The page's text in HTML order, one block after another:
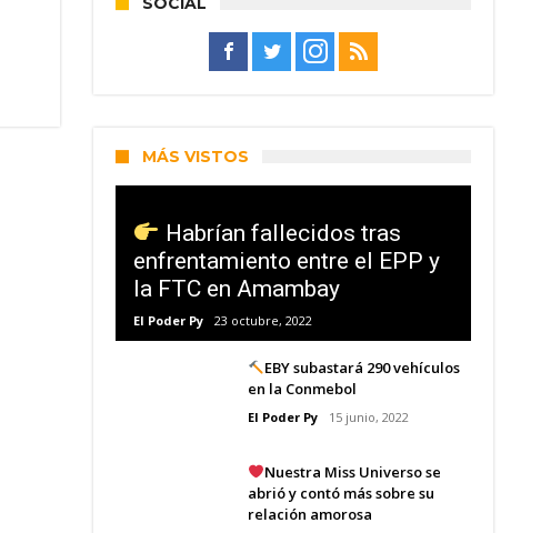
MÁS VISTOS
Habrían fallecidos tras
enfrentamiento entre el EPP y
la FTC en Amambay
El Poder Py 23 octubre, 2022
EBY subastará 290 vehículos
en la Conmebol
El Poder Py 15 junio, 2022
Nuestra Miss Universo se
abrió y contó más sobre su
relación amorosa